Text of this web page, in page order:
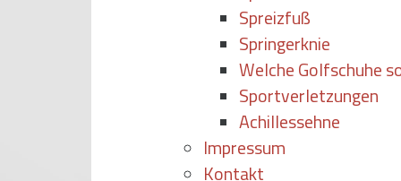
Spreizfuß
Springerknie
Welche Golfschuhe
Sportverletzungen
Achillessehne
Impressum
Kontakt